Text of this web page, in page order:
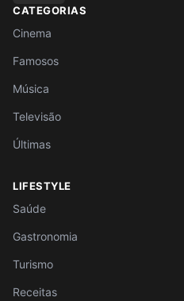
CATEGORIAS
Cinema
Famosos
Música
Televisão
Últimas
LIFESTYLE
Saúde
Gastronomia
Turismo
Receitas